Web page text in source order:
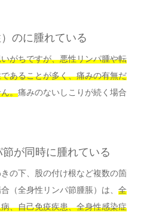
のに腫れている
がちですが、悪性リンパ腫や転
あることが多く、痛みの有無だ
。痛みのないしこりが続く場合
が同時に腫れている
の下、股の付け根など複数の箇
（全身性リンパ節腫脹）は、 全
、自己免疫疾患、全身性感染症